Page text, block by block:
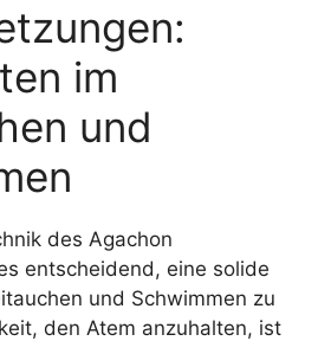
im
und
des Agachon
entscheidend, eine solide
und Schwimmen zu
den Atem anzuhalten, ist